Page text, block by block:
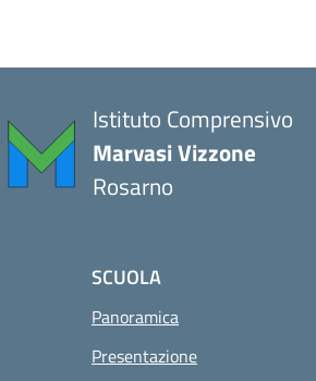
Istituto Comprensivo
Marvasi Vizzone
Rosarno
SCUOLA
Panoramica
Presentazione